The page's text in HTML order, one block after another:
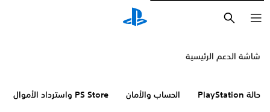
شاشة الدعم الرئيسية
حالة PlayStation الحساب والأمان PS Store واسترداد الأموال